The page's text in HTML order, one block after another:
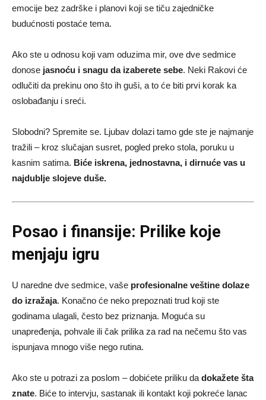
emocije bez zadrške i planovi koji se tiču zajedničke
budućnosti postaće tema.
Ako ste u odnosu koji vam oduzima mir, ove dve sedmice
donose jasnoću i snagu da izaberete sebe. Neki Rakovi će
odlučiti da prekinu ono što ih guši, a to će biti prvi korak ka
oslobađanju i sreći.
Slobodni? Spremite se. Ljubav dolazi tamo gde ste je najmanje
tražili – kroz slučajan susret, pogled preko stola, poruku u
kasnim satima. Biće iskrena, jednostavna, i dirnuće vas u
najdublje slojeve duše.
Posao i finansije: Prilike koje
menjaju igru
U naredne dve sedmice, vaše profesionalne veštine dolaze
do izražaja. Konačno će neko prepoznati trud koji ste
godinama ulagali, često bez priznanja. Moguća su
unapređenja, pohvale ili čak prilika za rad na nečemu što vas
ispunjava mnogo više nego rutina.
Ako ste u potrazi za poslom – dobićete priliku da dokažete šta
znate. Biće to intervju, sastanak ili kontakt koji pokreće lanac